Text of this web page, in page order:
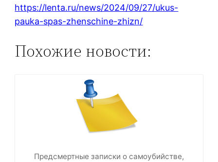
https://lenta.ru/news/2024/09/27/ukus-
pauka-spas-zhenschine-zhizn/
Похожие новости:
Предсмертные записки о самоубийстве,